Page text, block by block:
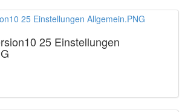
25 Einstellungen